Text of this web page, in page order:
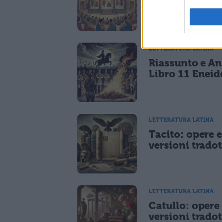
LETTERATURA LATINA
Riassunto e
Libro 11
LETTERATURA LATINA
Tacito: opere e
versioni
LETTERATURA LATINA
Catullo: opere
versioni